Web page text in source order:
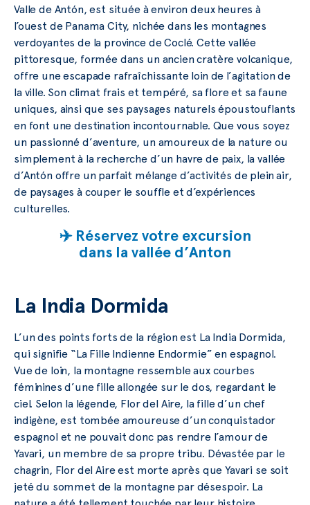
Valle de Antón, est située à environ deux heures à
l’ouest de Panama City, nichée dans les montagnes
verdoyantes de la province de Coclé. Cette vallée
pittoresque, formée dans un ancien cratère volcanique,
offre une escapade rafraîchissante loin de l’agitation de
la ville. Son climat frais et tempéré, sa flore et sa faune
uniques, ainsi que ses paysages naturels époustouflants
en font une destination incontournable. Que vous soyez
un passionné d’aventure, un amoureux de la nature ou
simplement à la recherche d’un havre de paix, la vallée
d’Antón offre un parfait mélange d’activités de plein air,
de paysages à couper le souffle et d’expériences
culturelles.
✈️ Réservez votre excursion
dans la vallée d’Anton
La India Dormida
L’un des points forts de la région est La India Dormida,
qui signifie “La Fille Indienne Endormie” en espagnol.
Vue de loin, la montagne ressemble aux courbes
féminines d’une fille allongée sur le dos, regardant le
ciel. Selon la légende, Flor del Aire, la fille d’un chef
indigène, est tombée amoureuse d’un conquistador
espagnol et ne pouvait donc pas rendre l’amour de
Yavari, un membre de sa propre tribu. Dévastée par le
chagrin, Flor del Aire est morte après que Yavari se soit
jeté du sommet de la montagne par désespoir. La